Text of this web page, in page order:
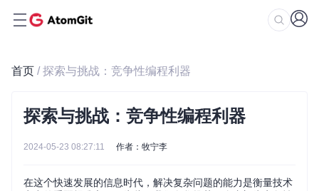
首页 / 探索与挑战：竞争性编程利器
探索与挑战：竞争性编程利器
2024-05-23 08:27:11 作者：牧宁李
在这个快速发展的信息时代，解决复杂问题的能力是衡量技术